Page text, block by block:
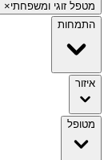
מטפל זוגי ומשפחתי×
התמחות
איזור
מטופל